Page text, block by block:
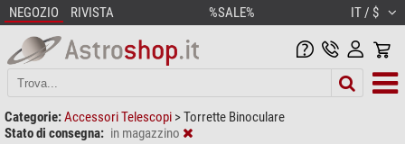
NEGOZIO RIVISTA %SALE% IT / $
Categorie:Accessori Telescopi >Torrette Binoculare
Stato di consegna: in magazzino